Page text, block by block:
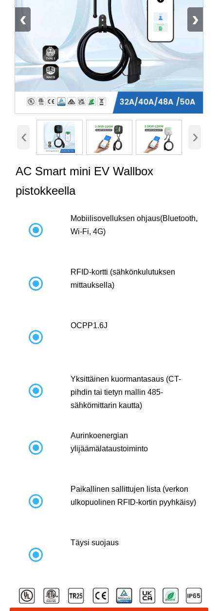
‹ ›
‹ ›
AC Smart mini EV Wallbox
pistokkeella

Mobiilisovelluksen ohjaus(Bluetooth,
Wi-Fi, 4G)

RFID-kortti (sähkönkulutuksen
mittauksella)

OCPP1.6J

Yksittäinen kuormantasaus (CT-
pihdin tai tietyn mallin 485-
sähkömittarin kautta)

Aurinkoenergian
ylijäämälataustoiminto

Paikallinen sallittujen lista (verkon
ulkopuolinen RFID-kortin pyyhkäisy)

Täysi suojaus